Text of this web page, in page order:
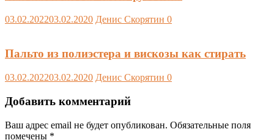
03.02.202203.02.2020 Денис Скорятин 0
Пальто из полиэстера и вискозы как стирать
03.02.202203.02.2020 Денис Скорятин 0
Добавить комментарий
Ваш адрес email не будет опубликован. Обязательные поля
помечены *